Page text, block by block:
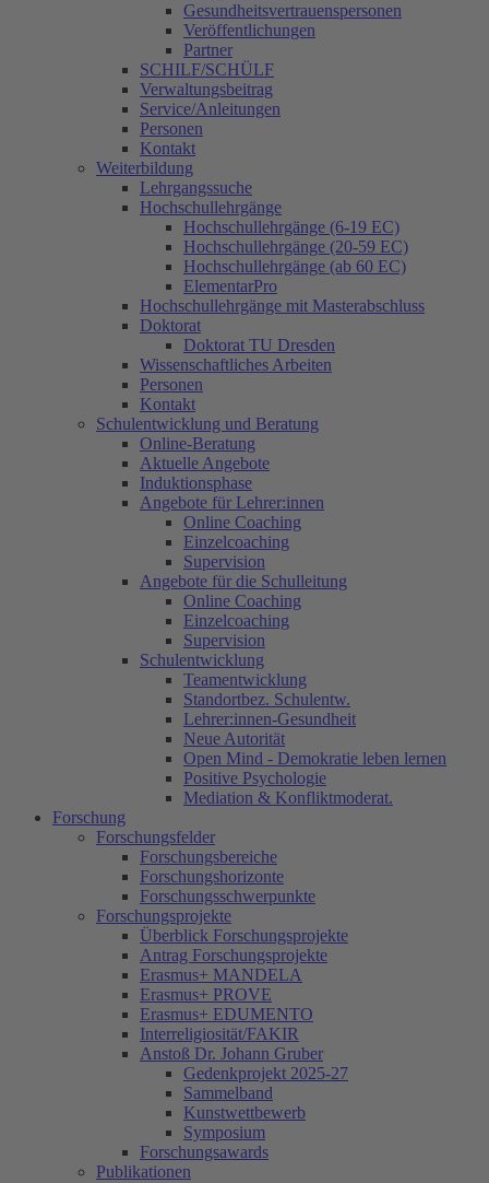
Gesundheitsvertrauenspersonen
Veröffentlichungen
Partner
SCHILF/SCHÜLF
Verwaltungsbeitrag
Service/Anleitungen
Personen
Kontakt
Weiterbildung
Lehrgangssuche
Hochschullehrgänge
Hochschullehrgänge (6-19 EC)
Hochschullehrgänge (20-59 EC)
Hochschullehrgänge (ab 60 EC)
ElementarPro
Hochschullehrgänge mit Masterabschluss
Doktorat
Doktorat TU Dresden
Wissenschaftliches Arbeiten
Personen
Kontakt
Schulentwicklung und Beratung
Online-Beratung
Aktuelle Angebote
Induktionsphase
Angebote für Lehrer:innen
Online Coaching
Einzelcoaching
Supervision
Angebote für die Schulleitung
Online Coaching
Einzelcoaching
Supervision
Schulentwicklung
Teamentwicklung
Standortbez. Schulentw.
Lehrer:innen-Gesundheit
Neue Autorität
Open Mind - Demokratie leben lernen
Positive Psychologie
Mediation & Konfliktmoderat.
Forschung
Forschungsfelder
Forschungsbereiche
Forschungshorizonte
Forschungsschwerpunkte
Forschungsprojekte
Überblick Forschungsprojekte
Antrag Forschungsprojekte
Erasmus+ MANDELA
Erasmus+ PROVE
Erasmus+ EDUMENTO
Interreligiosität/FAKIR
Anstoß Dr. Johann Gruber
Gedenkprojekt 2025-27
Sammelband
Kunstwettbewerb
Symposium
Forschungsawards
Publikationen